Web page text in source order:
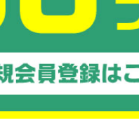
173,000円
詳細を見る
すべて